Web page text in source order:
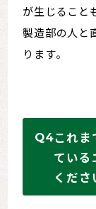
が生じること
製造部の人と
ります。
これま
ている
くださ